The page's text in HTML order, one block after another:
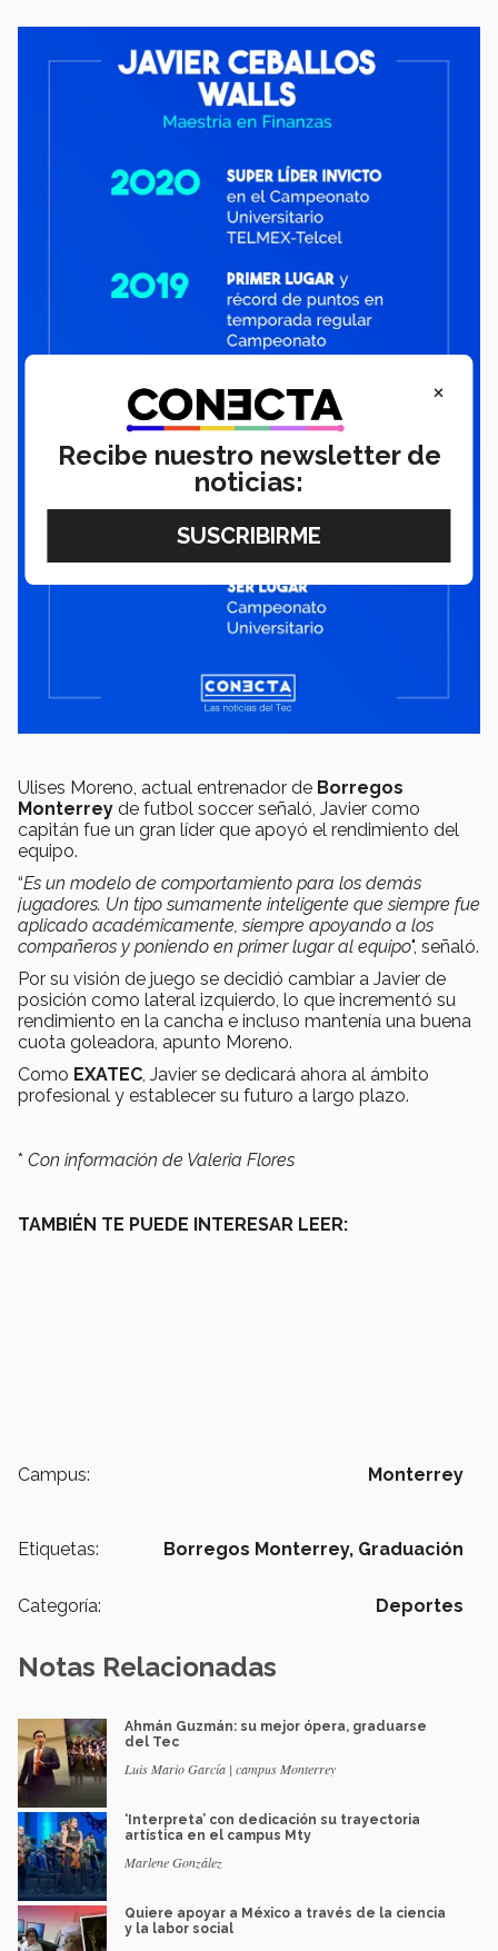
Ulises Moreno, actual entrenador de Borregos
Monterrey de futbol soccer señaló, Javier como
capitán fue un gran líder que apoyó el rendimiento del
equipo.
“Es un modelo de comportamiento para los demás
jugadores. Un tipo sumamente inteligente que siempre fue
aplicado académicamente, siempre apoyando a los
compañeros y poniendo en primer lugar al equipo", señaló.
Por su visión de juego se decidió cambiar a Javier de
posición como lateral izquierdo, lo que incrementó su
rendimiento en la cancha e incluso mantenía una buena
cuota goleadora, apunto Moreno.
Como EXATEC, Javier se dedicará ahora al ámbito
profesional y establecer su futuro a largo plazo.
* Con información de Valeria Flores
TAMBIÉN TE PUEDE INTERESAR LEER:
Campus: Monterrey
Etiquetas: Borregos Monterrey, Graduación
Categoría: Deportes
Notas Relacionadas
Ahmán Guzmán: su mejor ópera, graduarse
del Tec
Luis Mario García | campus Monterrey
‘Interpreta’ con dedicación su trayectoria
artística en el campus Mty
Marlene González
Quiere apoyar a México a través de la ciencia
y la labor social
×
Recibe nuestro newsletter de
noticias: